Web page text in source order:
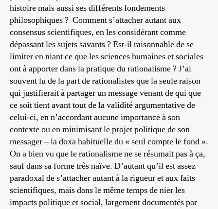
histoire mais aussi ses différents fondements
philosophiques ? Comment s’attacher autant aux
consensus scientifiques, en les considérant comme
dépassant les sujets savants ? Est-il raisonnable de se
limiter en niant ce que les sciences humaines et sociales
ont à apporter dans la pratique du rationalisme ? J’ai
souvent lu de la part de rationalistes que la seule raison
qui justifierait à partager un message venant de qui que
ce soit tient avant tout de la validité argumentative de
celui-ci, en n’accordant aucune importance à son
contexte ou en minimisant le projet politique de son
messager – la doxa habituelle du « seul compte le fond ».
On a bien vu que le rationalisme ne se résumait pas à ça,
sauf dans sa forme très naïve. D’autant qu’il est assez
paradoxal de s’attacher autant à la rigueur et aux faits
scientifiques, mais dans le même temps de nier les
impacts politique et social, largement documentés par